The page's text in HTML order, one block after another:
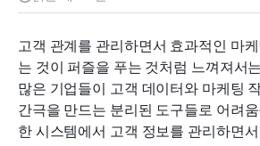
고객 관계를 관리하면서 효과적인 마
는 것이 퍼즐을 푸는 것처럼 느껴져서
많은 기업들이 고객 데이터와 마케팅
간극을 만드는 분리된 도구들로 어려
한 시스템에서 고객 정보를 관리하면
우수한 CRM 시스템 이메일 마케팅
한눈에 보는 최고의 CRM 솔루션
이메일 마케팅 기능을 갖춘 상위 8
올인원 플랫폼이 단독 솔루션보다